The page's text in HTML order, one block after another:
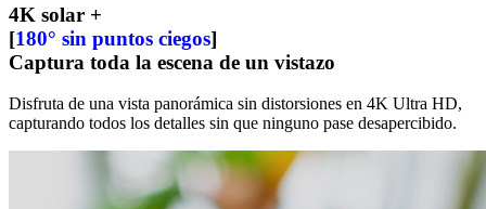
4K solar +
[180° sin puntos ciegos]
Captura toda la escena de un vistazo
Disfruta de una vista panorámica sin distorsiones en 4K Ultra HD,
capturando todos los detalles sin que ninguno pase desapercibido.